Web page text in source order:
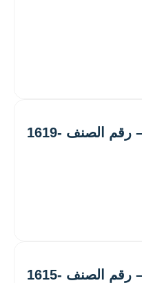
ورق جدران 16 متر مربع – رقم الصنف ‎1619-
ورق جدران 16 متر مربع – رقم الصنف ‎1615-